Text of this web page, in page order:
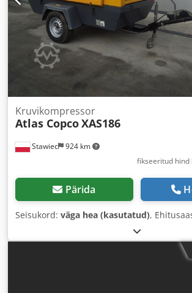
Stawiec 924 km
Kruvikompressor
Atlas CopcoXAS186
fikseeritud hind
Pärida
Seisukord: väga hea (kasutatud),